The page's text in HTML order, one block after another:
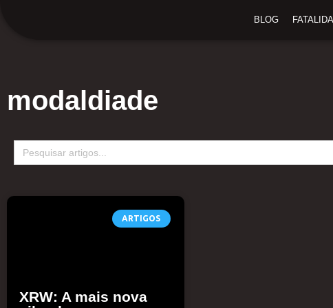
BLOG
modaldiade
Search
for:
ARTIGOS
XRW: A mais nova